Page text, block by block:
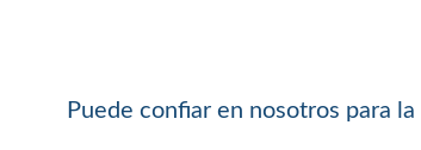
Puede confiar en nosotros para la